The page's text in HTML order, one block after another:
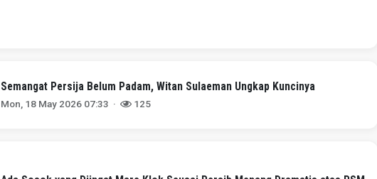
Semangat Persija Belum Padam, Witan Sulaeman Ungkap Kuncinya
Mon, 18 May 2026 07:33 · 125